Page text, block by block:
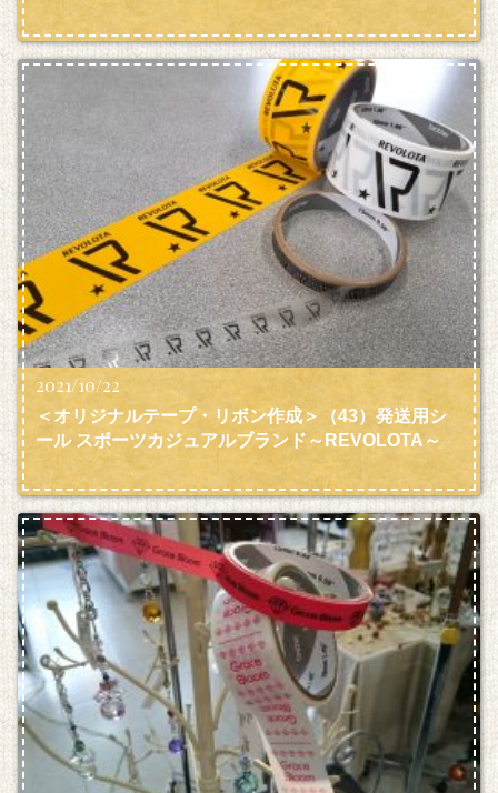
2021/10/22
＜オリジナルテープ・リボン作成＞（43）発送用シ
ール スポーツカジュアルブランド～REVOLOTA～